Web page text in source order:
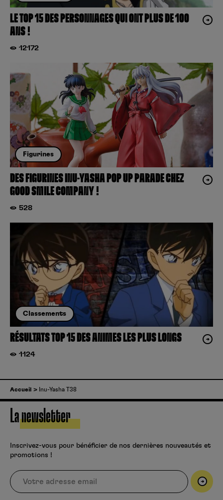
LE TOP 15 DES PERSONNAGES QUI ONT PLUS DE 100
ANS !
12172
Figurines
DES FIGURINES INU-YASHA POP UP PARADE CHEZ
GOOD SMILE COMPANY !
528
Classements
RÉSULTATS TOP 15 DES ANIMES LES PLUS LONGS
1124
Accueil Inu-Yasha T38
La newsletter
Inscrivez-vous pour bénéficier de nos dernières nouveautés et
promotions !